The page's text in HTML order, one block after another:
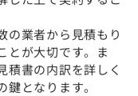
の業者から見積もり
とが大切です。ま
積書の内訳を詳しく
となります。